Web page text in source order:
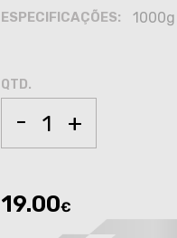
ESPECIFICAÇÕES:
1000g
QTD.
- +
19.00€